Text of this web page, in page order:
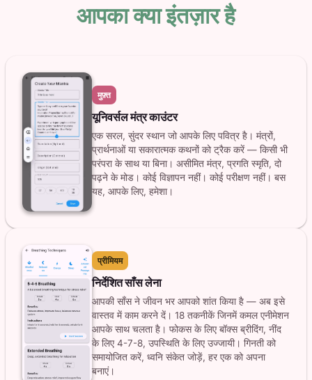
आपका क्या इंतज़ार है
मुफ़्त
यूनिवर्सल मंत्र काउंटर
एक सरल, सुंदर स्थान जो आपके लिए पवित्र है। मंत्रों,
प्रार्थनाओं या सकारात्मक कथनों को ट्रैक करें — किसी भी
परंपरा के साथ या बिना। असीमित मंत्र, प्रगति स्मृति, दो
पढ़ने के मोड। कोई विज्ञापन नहीं। कोई परीक्षण नहीं। बस
यह, आपके लिए, हमेशा।
प्रीमियम
निर्देशित साँस लेना
आपकी साँस ने जीवन भर आपको शांत किया है — अब इसे
वास्तव में काम करने दें। 18 तकनीकें जिनमें कमल एनीमेशन
आपके साथ चलता है। फोकस के लिए बॉक्स ब्रीदिंग, नींद
के लिए 4-7-8, उपस्थिति के लिए उज्जायी। गिनती को
समायोजित करें, ध्वनि संकेत जोड़ें, हर एक को अपना
बनाएं।